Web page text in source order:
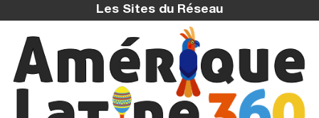
Les Sites du Réseau